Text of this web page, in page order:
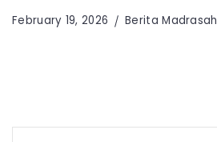
February 19, 2026 Berita Madrasah